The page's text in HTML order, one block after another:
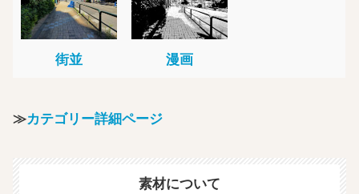
街並 漫画
≫カテゴリー詳細ページ
素材について